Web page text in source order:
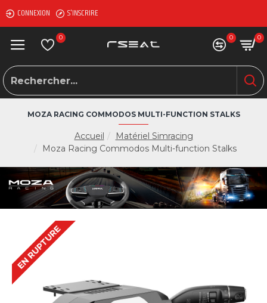
CONNEXION S'INSCRIRE
0 0 0
Accueil
Matériel Simracing
Moza Racing Commodos Multi-function Stalks
MOZA RACING COMMODOS MULTI-FUNCTION STALKS
EN RUPTURE